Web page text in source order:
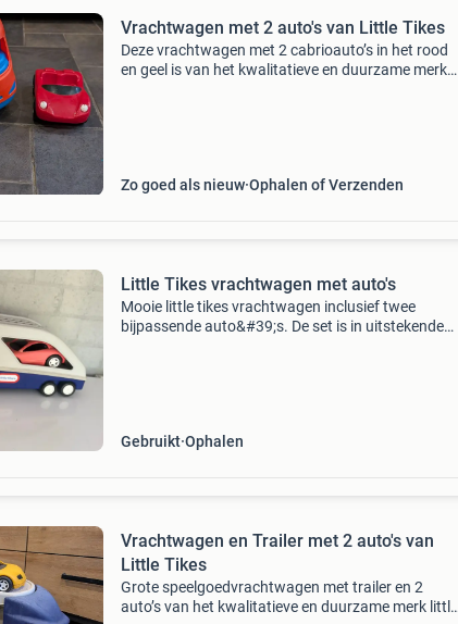
Vrachtwagen met 2 auto's van Little Tikes
Deze vrachtwagen met 2 cabrioauto’s in het rood
en geel is van het kwalitatieve en duurzame merk
Zo goed als nieuw Ophalen of Verzenden
Little Tikes vrachtwagen met auto's
Mooie little tikes vrachtwagen inclusief twee
bijpassende auto&#39;s. De set is in uitstekende
Gebruikt Ophalen
Vrachtwagen en Trailer met 2 auto's van
Little Tikes
Grote speelgoedvrachtwagen met trailer en 2
auto’s van het kwalitatieve en duurzame merk little